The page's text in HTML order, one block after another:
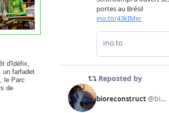
d'Idéfix,
un farfadet
le Parc
de